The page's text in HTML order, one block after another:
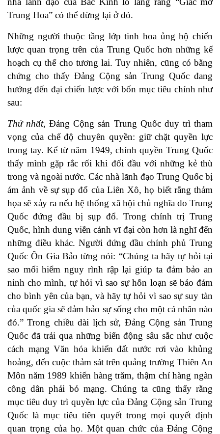
Trung Hoa” có thể dừng lại ở đó.
Những người thuộc tầng lớp tinh hoa ủng hộ chiến
lược quan trọng trên của Trung Quốc hơn những kế
hoạch cụ thể cho tương lai. Tuy nhiên, cũng có bằng
chứng cho thấy Đảng Cộng sản Trung Quốc đang
hướng đến đại chiến lược với bốn mục tiêu chính như
sau:
Thứ nhất, Đảng Cộng sản Trung Quốc duy trì tham
vọng của chế độ chuyên quyền: giữ chặt quyền lực
trong tay. Kể từ năm 1949, chính quyền Trung Quốc
thấy mình gặp rắc rối khi đối đầu với những kẻ thù
trong và ngoài nước. Các nhà lãnh đạo Trung Quốc bị
ám ảnh về sự sụp đổ của Liên Xô, họ biết rằng thảm
họa sẽ xảy ra nếu hệ thống xã hội chủ nghĩa do Trung
Quốc đứng đầu bị sụp đổ. Trong chính trị Trung
Quốc, hình dung viễn cảnh vĩ đại còn hơn là nghĩ đến
những điều khác. Người đứng đầu chính phủ Trung
Quốc Ôn Gia Bảo từng nói: “Chúng ta hãy tự hỏi tại
sao mối hiểm nguy rình rập lại giúp ta đảm bảo an
ninh cho mình, tự hỏi vì sao sự hỗn loạn sẽ bảo đảm
cho bình yên của bạn, và hãy tự hỏi vì sao sự suy tàn
của quốc gia sẽ đảm bảo sự sống cho một cá nhân nào
đó.” Trong chiều dài lịch sử, Đảng Cộng sản Trung
Quốc đã trải qua những biến động sâu sắc như cuộc
cách mạng Văn hóa khiến đất nước rơi vào khủng
hoảng, đến cuộc thảm sát trên quảng trường Thiên An
Môn năm 1989 khiến hàng trăm, thậm chí hàng ngàn
công dân phải bỏ mạng. Chúng ta cũng thấy rằng
mục tiêu duy trì quyền lực của Đảng Cộng sản Trung
Quốc là mục tiêu tiên quyết trong mọi quyết định
quan trọng của họ. Một quan chức của Đảng Cộng